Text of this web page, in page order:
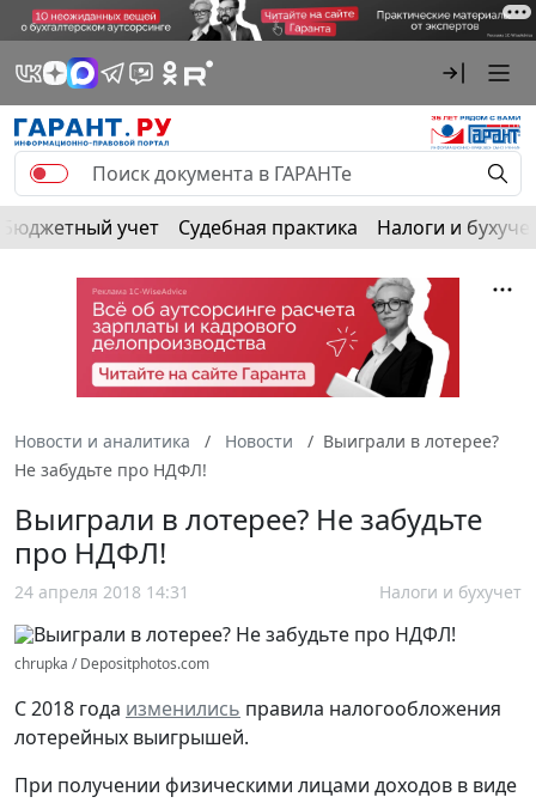
Бюджетный учет Судебная практика Налоги и
Новости и аналитика Новости
Выиграли в лотерее?
Не забудьте про НДФЛ!
Выиграли в лотерее? Не забудьте
про НДФЛ!
24 апреля 2018 14:31 Налоги и бухучет
chrupka / Depositphotos.com
С 2018 года изменились правила налогообложения
лотерейных выигрышей.
При получении физическими лицами доходов в виде